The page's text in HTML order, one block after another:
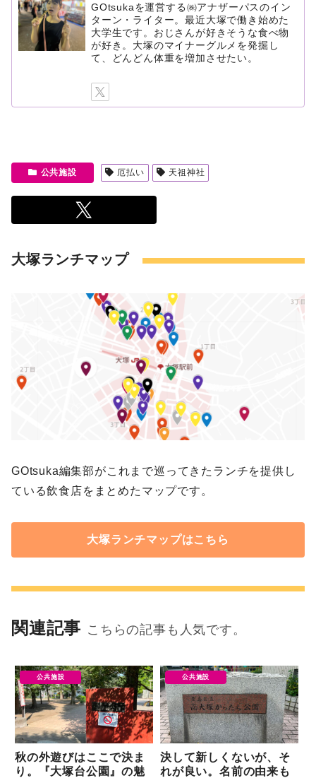
GOtsukaを運営する㈱アナザーパスのイン
ターン・ライター。最近大塚で働き始めた
大学生です。おじさんが好きそうな食べ物
が好き。大塚のマイナーグルメを発掘し
て、どんどん体重を増加させたい。
公共施設 厄払い 天祖神社
大塚ランチマップ
GOtsuka編集部がこれまで巡ってきたランチを提供し
ている飲食店をまとめたマップです。
大塚ランチマップはこちら
関連記事 こちらの記事も人気です。
公共施設
秋の外遊びはここで決ま
り。『大塚台公園』の魅
公共施設
決して新しくないが、そ
れが良い。名前の由来も